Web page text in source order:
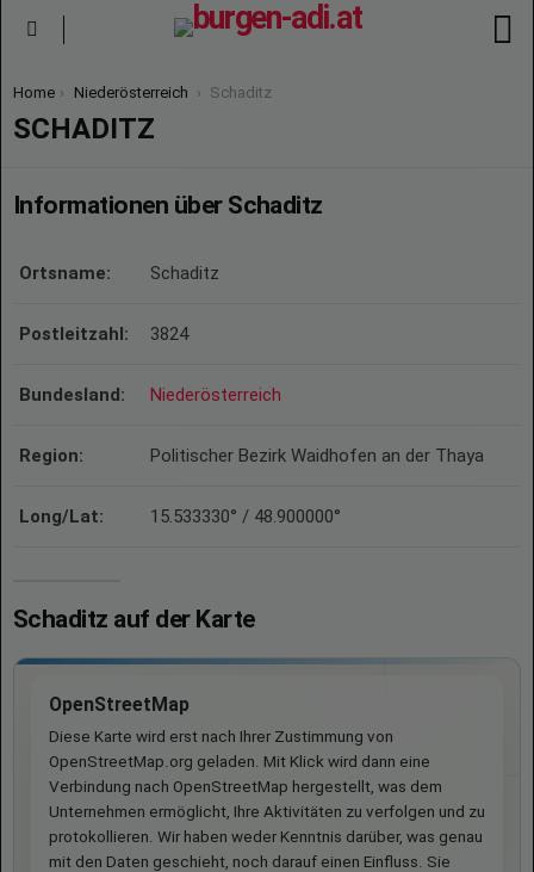
You are here:
Home Niederösterreich Schaditz
SCHADITZ
Informationen über Schaditz
Ortsname: Schaditz
Postleitzahl: 3824
Bundesland: Niederösterreich
Region: Politischer Bezirk Waidhofen an der Thaya
Long/Lat: 15.533330° / 48.900000°
Schaditz auf der Karte
OpenStreetMap
Diese Karte wird erst nach Ihrer Zustimmung von
OpenStreetMap.org geladen. Mit Klick wird dann eine
Verbindung nach OpenStreetMap hergestellt, was dem
Unternehmen ermöglicht, Ihre Aktivitäten zu verfolgen und zu
protokollieren. Wir haben weder Kenntnis darüber, was genau
mit den Daten geschieht, noch darauf einen Einfluss. Sie